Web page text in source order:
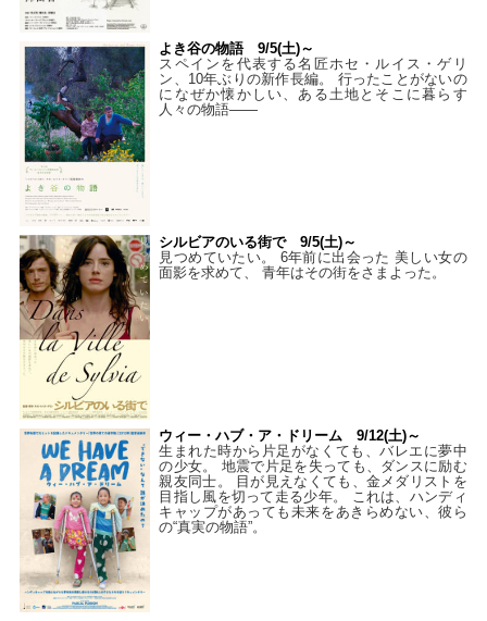
よき谷の物語 9/5(土)～
スペインを代表する名匠ホセ・ルイス・ゲリ
ン、10年ぶりの新作長編。 行ったことがないの
になぜか懐かしい、ある土地とそこに暮らす
人々の物語――
シルビアのいる街で 9/5(土)～
見つめていたい。 6年前に出会った 美しい女の
面影を求めて、 青年はその街をさまよった。
ウィー・ハブ・ア・ドリーム 9/12(土)～
生まれた時から片足がなくても、バレエに夢中
の少女。 地震で片足を失っても、ダンスに励む
親友同士。 目が見えなくても、金メダリストを
目指し風を切って走る少年。 これは、ハンディ
キャップがあっても未来をあきらめない、彼ら
の“真実の物語”。